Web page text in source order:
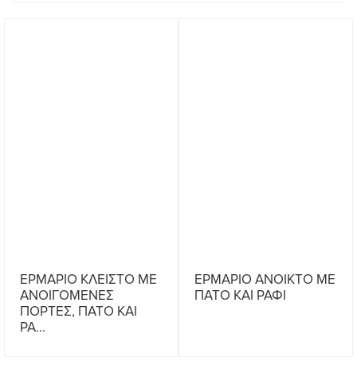
ΕΡΜΑΡΙΟ ΚΛΕΙΣΤΟ ΜΕ
ΑΝΟΙΓΟΜΕΝΕΣ
ΠΟΡΤΕΣ, ΠΑΤΟ ΚΑΙ
ΡΑ...
ΕΡΜΑΡΙΟ ΑΝΟΙΚΤΟ ΜΕ
ΠΑΤΟ ΚΑΙ ΡΑΦΙ